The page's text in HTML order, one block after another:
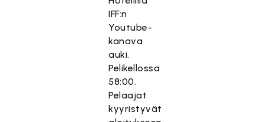
IFF:n
Youtube-
kanava
auki.
Pelikellossa
58:00.
Pelaajat
kyyristyvät